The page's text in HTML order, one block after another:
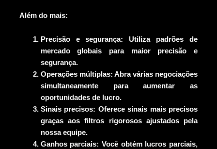
Além do mais:
Precisão e segurança: Utiliza padrões de
mercado globais para maior precisão e
segurança.
Operações múltiplas: Abra várias negociações
simultaneamente para aumentar as
oportunidades de lucro.
Sinais precisos: Oferece sinais mais precisos
graças aos filtros rigorosos ajustados pela
nossa equipe.
Ganhos parciais: Você obtém lucros parciais,